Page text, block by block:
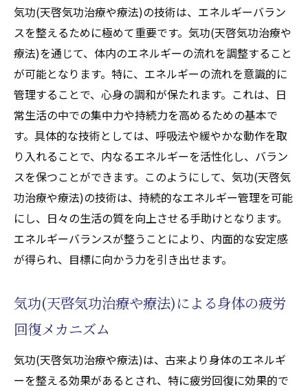
気功(天啓気功治療や療法)の技術は、エネルギーバラン
スを整えるために極めて重要です。気功(天啓気功治療や
療法)を通じて、体内のエネルギーの流れを調整すること
が可能となります。特に、エネルギーの流れを意識的に
管理することで、心身の調和が保たれます。これは、日
常生活の中での集中力や持続力を高めるための基本で
す。具体的な技術としては、呼吸法や緩やかな動作を取
り入れることで、内なるエネルギーを活性化し、バラン
スを保つことができます。このようにして、気功(天啓気
功治療や療法)の技術は、持続的なエネルギー管理を可能
にし、日々の生活の質を向上させる手助けとなります。
エネルギーバランスが整うことにより、内面的な安定感
が得られ、目標に向かう力を引き出せます。
気功(天啓気功治療や療法)による身体の疲労
回復メカニズム
気功(天啓気功治療や療法)は、古来より身体のエネルギ
ーを整える効果があるとされ、特に疲労回復に効果的で